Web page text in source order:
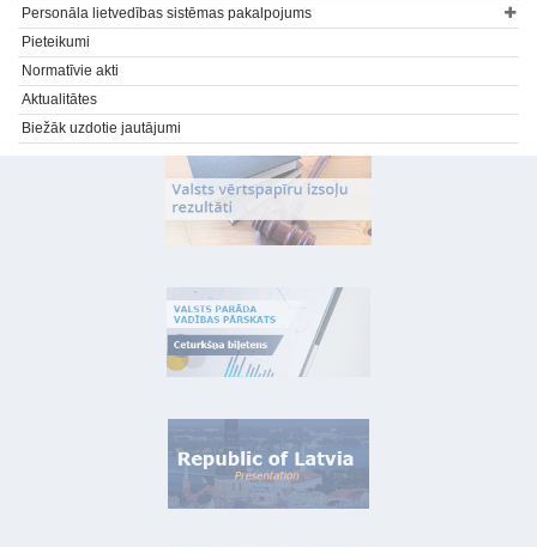
Personāla lietvedības sistēmas pakalpojums
Pieteikumi
Normatīvie akti
Aktualitātes
Biežāk uzdotie jautājumi